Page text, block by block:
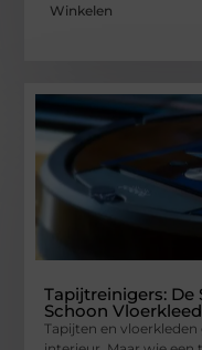
Winkelen
Tapijtreinigers: De
Schoon Vloerkleed
Tapijten en